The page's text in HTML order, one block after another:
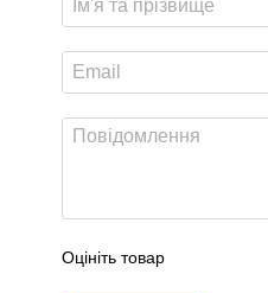
Оцініть товар